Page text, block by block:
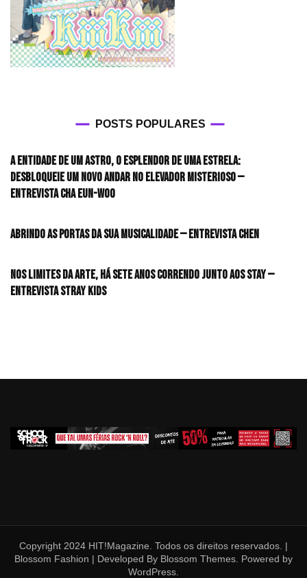
POSTS POPULARES
A entidade de um astro, o esplendor de uma estrela:
desbloqueie um novo andar no elevador misterioso —
Entrevista CHA EUN-WOO
Abrindo as portas da sua musicalidade — Entrevista CHEN
Nos limites da arte, há sete anos correndo junto aos STAY —
Entrevista Stray Kids
Copyright 2024 HIT!Magazine. Todos os direitos reservados. |
Blossom Fashion | Developed By Blossom Themes . Powered by
WordPress